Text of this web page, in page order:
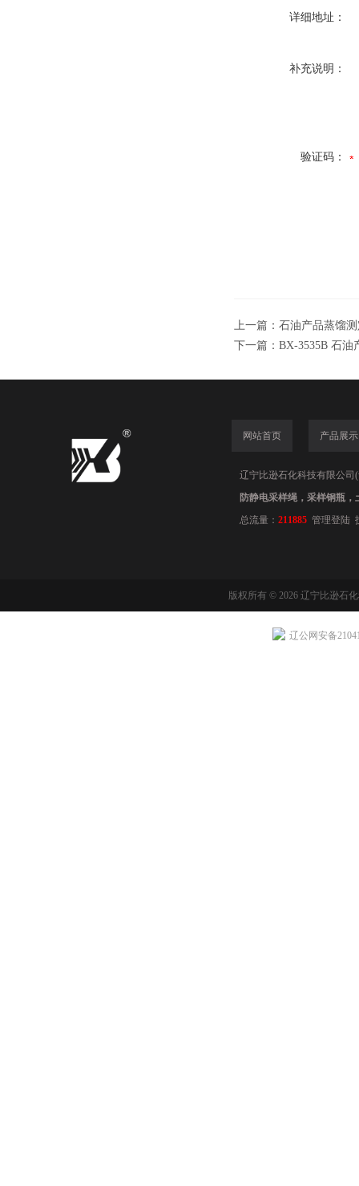
详细地址：
补充说明：
验证码：
上一篇： 石油产品蒸馏
下一篇： BX-3535B 石油
网站首页 产品展示
辽宁比逊石化科技有限公司
防静电采样绳，采样钢瓶
总流量： 211885 管理登陆
版权所有 © 2026 辽宁比逊石
辽公网安备